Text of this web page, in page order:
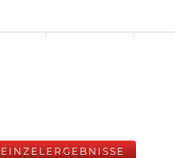
EINZELERGEBNISSE